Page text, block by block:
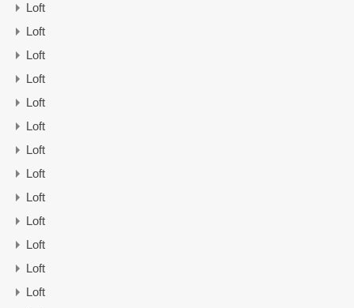
Loft
Loft
Loft
Loft
Loft
Loft
Loft
Loft
Loft
Loft
Loft
Loft
Loft